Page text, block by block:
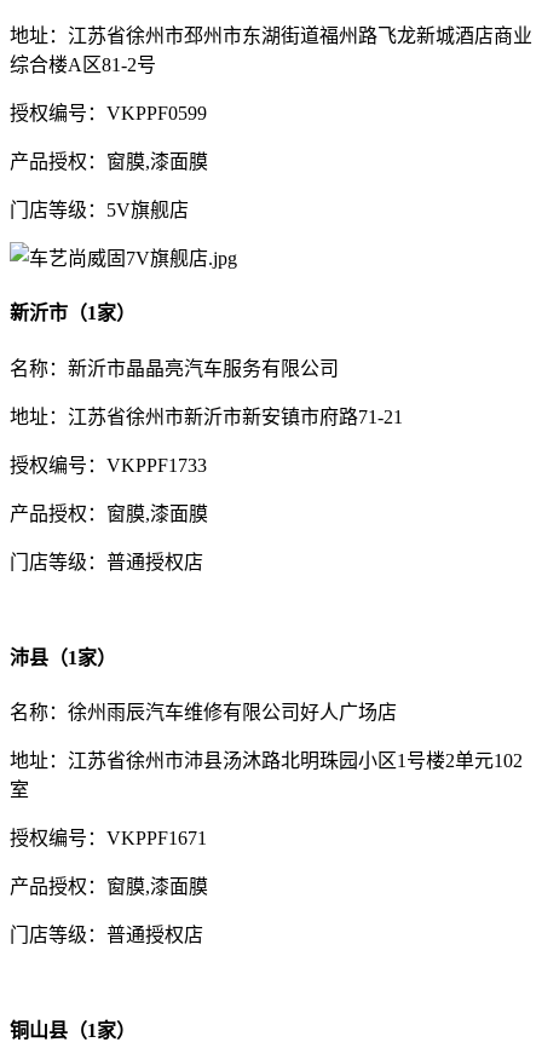
地址：江苏省徐州市邳州市东湖街道福州路飞龙新城酒店商业
综合楼A区81-2号
授权编号：VKPPF0599
产品授权：窗膜,漆面膜
门店等级：5V旗舰店
新沂市（1家）
名称：新沂市晶晶亮汽车服务有限公司
地址：江苏省徐州市新沂市新安镇市府路71-21
授权编号：VKPPF1733
产品授权：窗膜,漆面膜
门店等级：普通授权店
沛县（1家）
名称：徐州雨辰汽车维修有限公司好人广场店
地址：江苏省徐州市沛县汤沐路北明珠园小区1号楼2单元102
室
授权编号：VKPPF1671
产品授权：窗膜,漆面膜
门店等级：普通授权店
铜山县（1家）